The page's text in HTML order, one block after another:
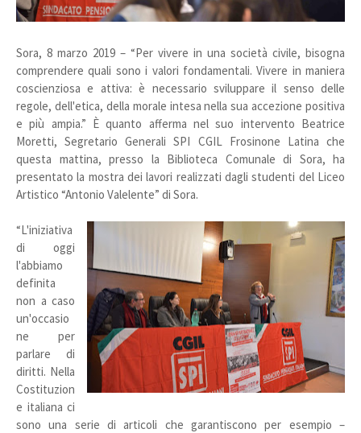
Sora, 8 marzo 2019 – “Per vivere in una società civile, bisogna
comprendere quali sono i valori fondamentali. Vivere in maniera
coscienziosa e attiva: è necessario sviluppare il senso delle
regole, dell'etica, della morale intesa nella sua accezione positiva
e più ampia.” È quanto afferma nel suo intervento Beatrice
Moretti, Segretario Generali SPI CGIL Frosinone Latina che
questa mattina, presso la Biblioteca Comunale di Sora, ha
presentato la mostra dei lavori realizzati dagli studenti del Liceo
Artistico “Antonio Valelente” di Sora.
“L'iniziativa
di oggi
l'abbiamo
definita
non a caso
un'occasio
ne per
parlare di
diritti. Nella
Costituzion
e italiana ci
sono una serie di articoli che garantiscono per esempio –